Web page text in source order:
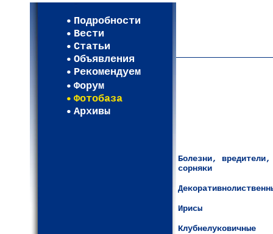
Подробности
Вести
Статьи
Объявления
Рекомендуем
Форум
Фотобаза
Архивы
Болезни, вредители,
сорняки
Ирисы
Клубнелуковичные